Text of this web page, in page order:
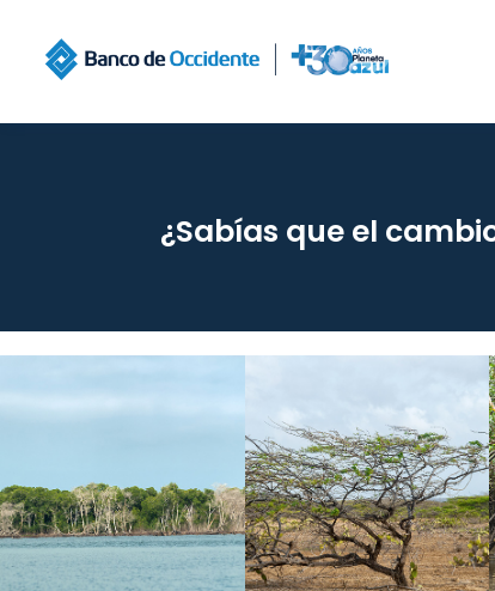
¿Sabías que el